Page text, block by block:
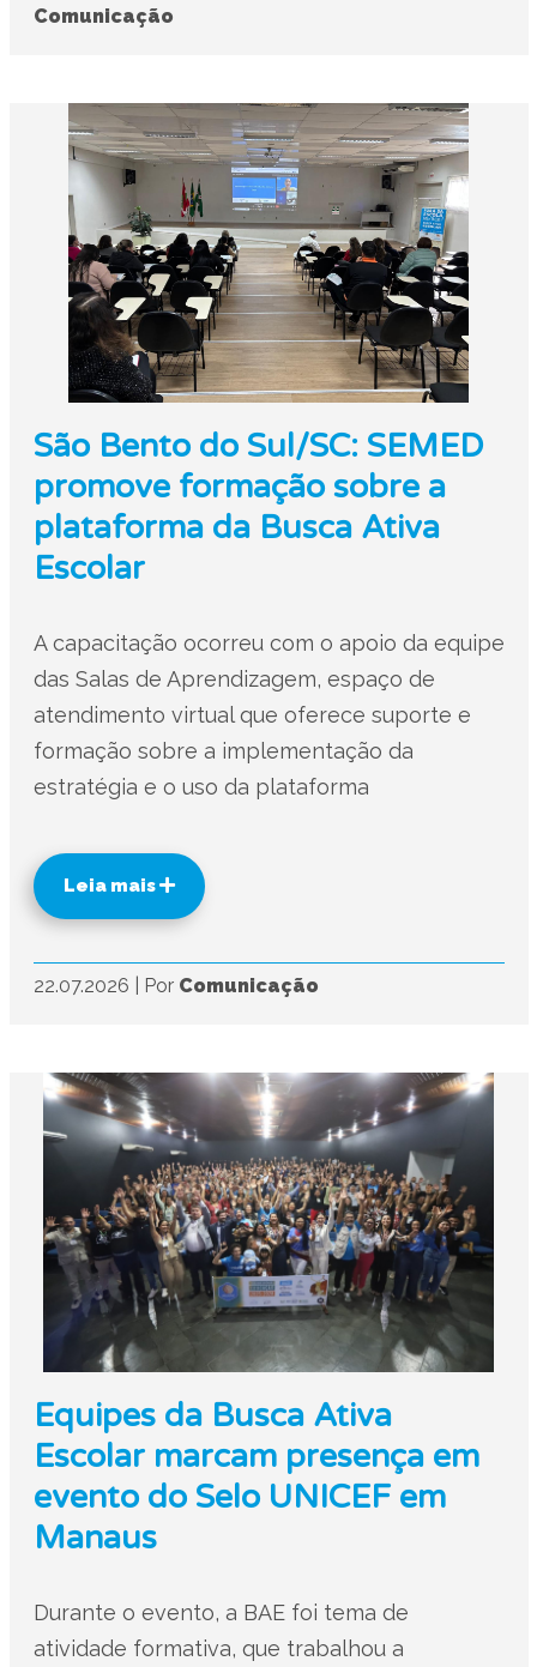
Comunicação
São Bento do Sul/SC: SEMED
promove formação sobre a
plataforma da Busca Ativa
Escolar
A capacitação ocorreu com o apoio da equipe
das Salas de Aprendizagem, espaço de
atendimento virtual que oferece suporte e
formação sobre a implementação da
estratégia e o uso da plataforma
Leia mais
22.07.2026 Por Comunicação
Equipes da Busca Ativa
Escolar marcam presença em
evento do Selo UNICEF em
Manaus
Durante o evento, a BAE foi tema de
atividade formativa, que trabalhou a